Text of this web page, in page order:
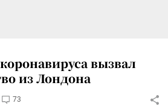
вызвал
из Лондона
73